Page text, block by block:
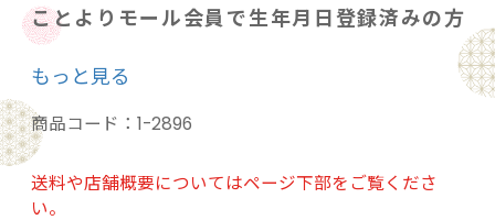
ことよりモール会員で生年月日登録済みの方
は、お問い合わせ欄への入力は不要です。
もっと見る
商品コード： 1-2896
送料や店舗概要についてはページ下部をご覧くださ
い。